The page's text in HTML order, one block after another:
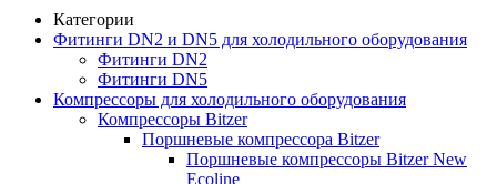
Категории
Фитинги DN2 и DN5 для холодильного оборудования
Фитинги DN2
Фитинги DN5
Компрессоры для холодильного оборудования
Компрессоры Bitzer
Поршневые компрессора Bitzer
Поршневые компрессоры Bitzer New
Ecoline